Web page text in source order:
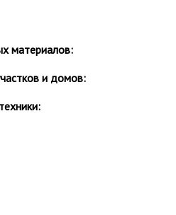
материалов:
и домов: